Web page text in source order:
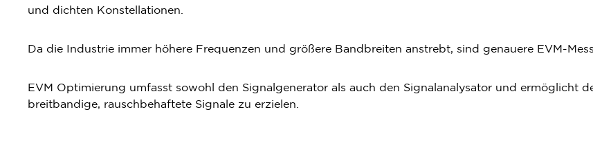
und dichten Konstellationen.
Da die Industrie immer höhere Frequenzen und größere Bandbreiten anstrebt, sind genauere EVM-
EVM Optimierung umfasst sowohl den Signalgenerator als auch den Signalanalysator und ermöglicht
breitbandige, rauschbehaftete Signale zu erzielen.